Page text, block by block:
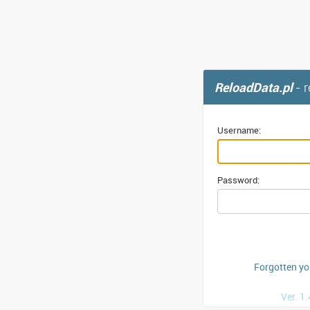
ReloadData.pl-
Username:
Password:
Forgotten
Ver.